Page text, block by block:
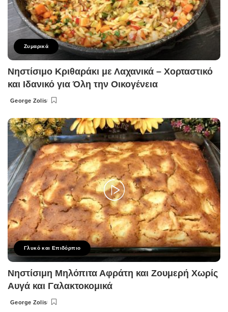
Ζυμαρικά
Νηστίσιμο Κριθαράκι με Λαχανικά – Χορταστικό
και Ιδανικό για Όλη την Οικογένεια
Posted
George Zolis
Γλυκό και Επιδόρπιο
Νηστίσιμη Μηλόπιτα Αφράτη και Ζουμερή Χωρίς
Αυγά και Γαλακτοκομικά
Posted
George Zolis